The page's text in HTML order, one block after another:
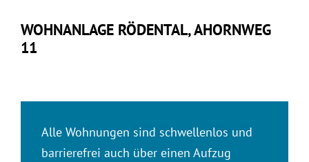
WOHNANLAGE RÖDENTAL, AHORNWEG
11
Alle Wohnungen sind schwellenlos und
barrierefrei auch über einen Aufzug